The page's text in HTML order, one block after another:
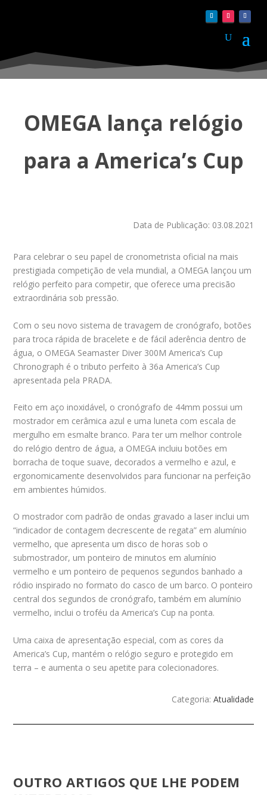
OMEGA lança relógio
para a America’s Cup
Data de Publicação: 03.08.2021
Para celebrar o seu papel de cronometrista oficial na mais
prestigiada competição de vela mundial, a OMEGA lançou um
relógio perfeito para competir, que oferece uma precisão
extraordinária sob pressão.
Com o seu novo sistema de travagem de cronógrafo, botões
para troca rápida de bracelete e de fácil aderência dentro de
água, o OMEGA Seamaster Diver 300M America’s Cup
Chronograph é o tributo perfeito à 36a America’s Cup
apresentada pela PRADA.
Feito em aço inoxidável, o cronógrafo de 44mm possui um
mostrador em cerâmica azul e uma luneta com escala de
mergulho em esmalte branco. Para ter um melhor controle
do relógio dentro de água, a OMEGA incluiu botões em
borracha de toque suave, decorados a vermelho e azul, e
ergonomicamente desenvolvidos para funcionar na perfeição
em ambientes húmidos.
O mostrador com padrão de ondas gravado a laser inclui um
“indicador de contagem decrescente de regata” em alumínio
vermelho, que apresenta um disco de horas sob o
submostrador, um ponteiro de minutos em alumínio
vermelho e um ponteiro de pequenos segundos banhado a
ródio inspirado no formato do casco de um barco. O ponteiro
central dos segundos de cronógrafo, também em alumínio
vermelho, inclui o troféu da America’s Cup na ponta.
Uma caixa de apresentação especial, com as cores da
America’s Cup, mantém o relógio seguro e protegido em
terra – e aumenta o seu apetite para colecionadores.
Categoria: Atualidade
OUTRO ARTIGOS QUE LHE PODEM